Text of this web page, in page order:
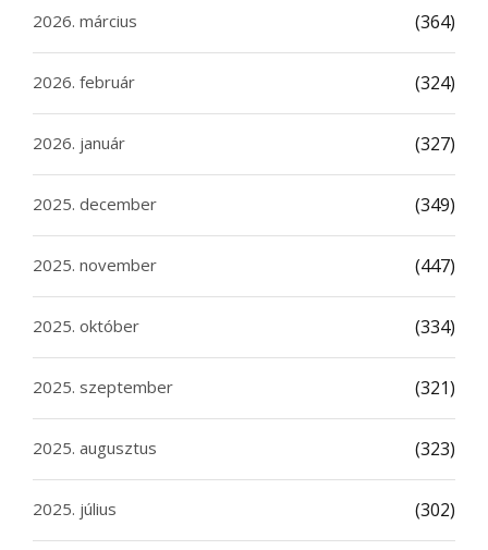
2026. március (364)
2026. február (324)
2026. január (327)
2025. december (349)
2025. november (447)
2025. október (334)
2025. szeptember (321)
2025. augusztus (323)
2025. július (302)